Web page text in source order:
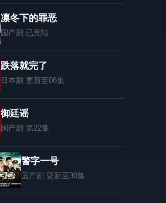
凛冬下的罪恶
国产剧 已完结
跌落就完了
日本剧 更新至06集
御廷谣
国产剧 第22集
警字一号
国产剧 更新至30集